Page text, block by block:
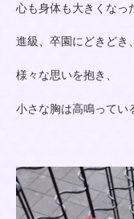
心も身体も大きくなっ
進級、卒園にどきどき
様々な思いを抱き、
小さな胸は高鳴ってい